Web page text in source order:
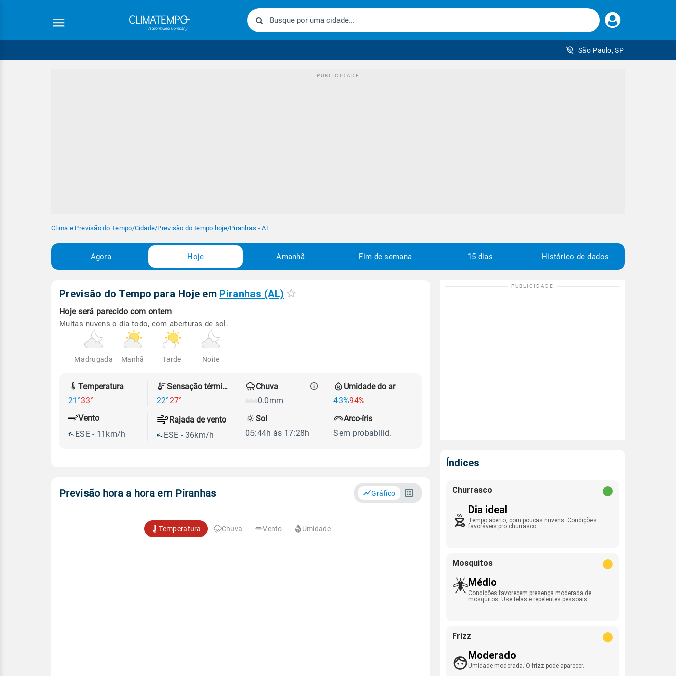
Faça
seu
São Paulo, SP
Clima e Previsão do Tempo/Cidade/Previsão do tempo hoje/Piranhas - AL
Agora Hoje Amanhã Fim de semana 15 dias Histórico de dados
Previsão do Tempo para Hoje em Piranhas (AL)
Hoje será parecido com ontem
Muitas nuvens o dia todo, com aberturas de sol.
Madrugada Manhã Tarde Noite
Temperatura
21°33°
Sensação térmica
22°27°
Chuva
0.0mm
Umidade do ar
43%94%
Vento
ESE - 11km/h
Rajada de vento
ESE - 36km/h
Sol
05:44h às 17:28h
Arco-íris
Sem probabilid.
Previsão hora a hora em Piranhas Gráfico
Temperatura Chuva Vento Umidade
Índices
Churrasco
Dia ideal
Tempo aberto, com poucas nuvens. Condições
favoráveis pro churrasco.
Mosquitos
Médio
Condições favorecem presença moderada de
mosquitos. Use telas e repelentes pessoais.
Frizz
Moderado
Umidade moderada. O frizz pode aparecer.